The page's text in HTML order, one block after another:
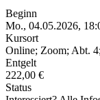
Beginn
Mo., 04.05.2026,
Kursort
Online; Zoom; Abt.
Entgelt
222,00 €
Status